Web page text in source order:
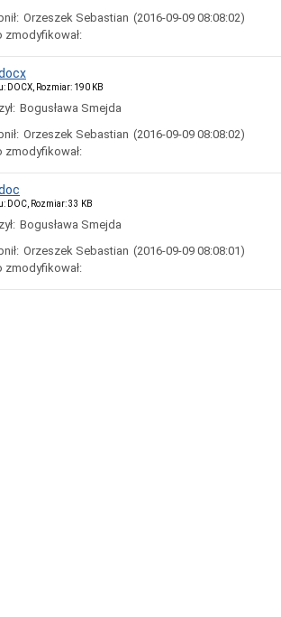
Orzeszek Sebastian (2016-09-09 08:08:02)
zmodyfikował:
DOCX, Rozmiar: 190 KB
Bogusława Smejda
Orzeszek Sebastian (2016-09-09 08:08:02)
zmodyfikował:
DOC, Rozmiar: 33 KB
Bogusława Smejda
Orzeszek Sebastian (2016-09-09 08:08:01)
zmodyfikował: